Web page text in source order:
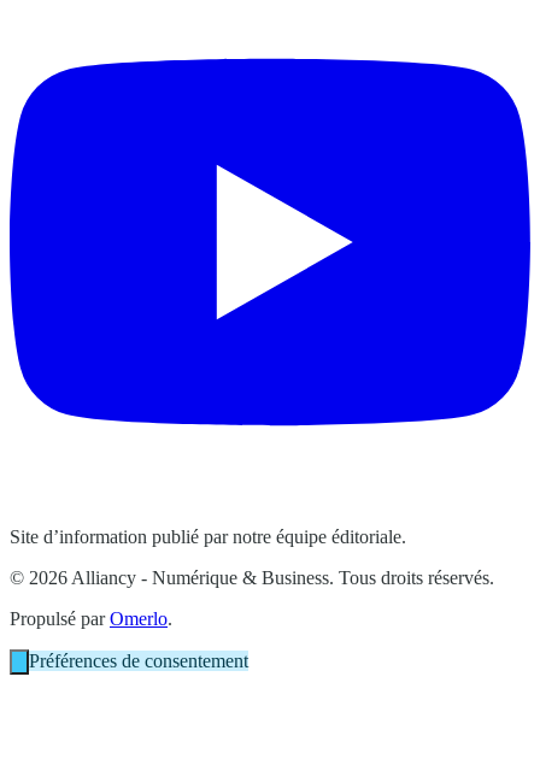
Site d’information publié par notre équipe éditoriale.
© 2026 Alliancy - Numérique & Business. Tous droits réservés.
Propulsé parOmerlo.
Préférences de consentement